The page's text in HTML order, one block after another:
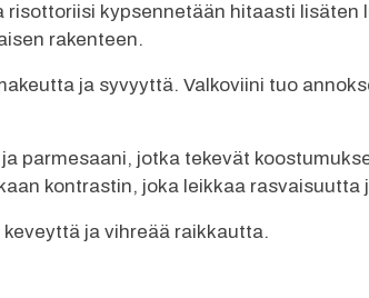
kypsennetään hitaasti
rakenteen.
ja syvyyttä. Valkoviini tuo
parmesaani, jotka tekevät
kontrastin, joka leikkaa rasvaisuutta
ja vihreää raikkautta.